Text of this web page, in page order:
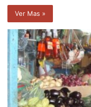
Ver Mas »